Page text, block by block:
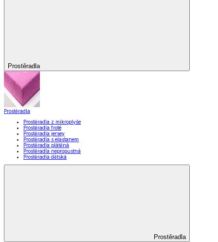
Prostěradla
Prostěradla
Prostěradla z mikroplyše
Prostěradla froté
Prostěradla jersey
Prostěradla s elastanem
Prostěradla plátěná
Prostěradla nepropustná
Prostěradla dětská
Prostěradla